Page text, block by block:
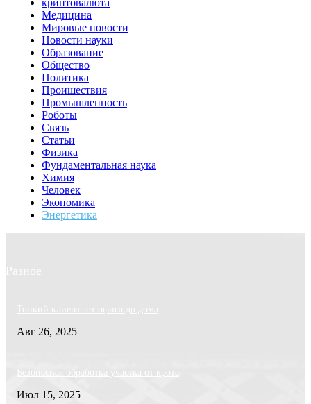
Медицина
Мировые новости
Новости науки
Образование
Общество
Политика
Проишествия
Промышленность
Роботы
Связь
Статьи
Физика
Фундаментальная наука
Химия
Человек
Экономика
Энергетика
Разное
Тонкий клиент: от офиса до дома
Авг 26, 2025
Безопасная обработка участка от крота
Июл 15, 2025